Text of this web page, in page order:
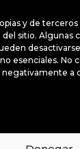
y de
sitio. Algunas
esenciales. No
a
cookies son